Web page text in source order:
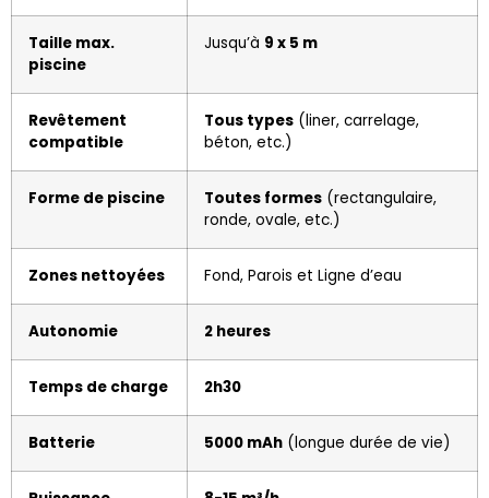
Taille max.
piscine
Jusqu’à 9 x 5 m
Revêtement
compatible
Tous types (liner, carrelage,
béton, etc.)
Forme de piscine Toutes formes (rectangulaire,
ronde, ovale, etc.)
Zones nettoyées Fond, Parois et Ligne d’eau
Autonomie 2 heures
Temps de charge 2h30
Batterie 5000 mAh (longue durée de vie)